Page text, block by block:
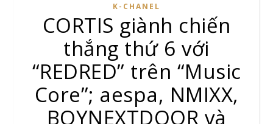
K-CHANEL
CORTIS giành chiến
thắng thứ 6 với
“REDRED” trên “Music
Core”; aespa, NMIXX,
BOYNEXTDOOR và